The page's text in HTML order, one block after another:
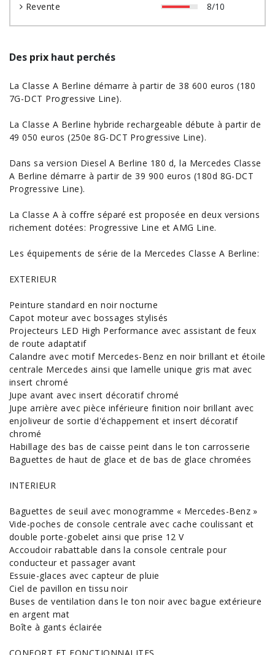
Revente
8/10
Des prix haut perchés
La Classe A Berline démarre à partir de 38 600 euros (180
7G-DCT Progressive Line).
La Classe A Berline hybride rechargeable débute à partir de
49 050 euros (250e 8G-DCT Progressive Line).
Dans sa version Diesel A Berline 180 d, la Mercedes Classe
A Berline démarre à partir de 39 900 euros (180d 8G-DCT
Progressive Line).
La Classe A à coffre séparé est proposée en deux versions
richement dotées: Progressive Line et AMG Line.
Les équipements de série de la Mercedes Classe A Berline:
EXTERIEUR
Peinture standard en noir nocturne
Capot moteur avec bossages stylisés
Projecteurs LED High Performance avec assistant de feux
de route adaptatif
Calandre avec motif Mercedes-Benz en noir brillant et étoile
centrale Mercedes ainsi que lamelle unique gris mat avec
insert chromé
Jupe avant avec insert décoratif chromé
Jupe arrière avec pièce inférieure finition noir brillant avec
enjoliveur de sortie d'échappement et insert décoratif
chromé
Habillage des bas de caisse peint dans le ton carrosserie
Baguettes de haut de glace et de bas de glace chromées
INTERIEUR
Baguettes de seuil avec monogramme « Mercedes-Benz »
Vide-poches de console centrale avec cache coulissant et
double porte-gobelet ainsi que prise 12 V
Accoudoir rabattable dans la console centrale pour
conducteur et passager avant
Essuie-glaces avec capteur de pluie
Ciel de pavillon en tissu noir
Buses de ventilation dans le ton noir avec bague extérieure
en argent mat
Boîte à gants éclairée